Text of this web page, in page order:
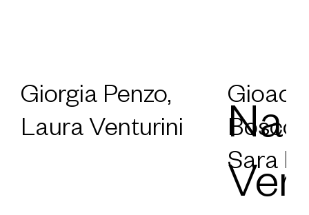
Giorgia Penzo,
Laura Venturini
Sara